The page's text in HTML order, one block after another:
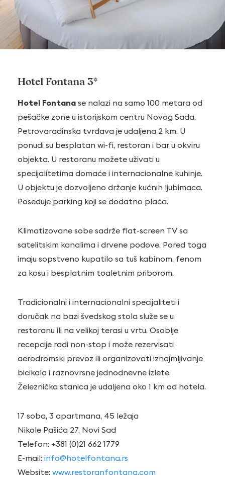
Hotel Fontana 3*
Hotel Fontana se nalazi na samo 100 metara od
pešačke zone u istorijskom centru Novog Sada.
Petrovaradinska tvrđava je udaljena 2 km. U
ponudi su besplatan wi-fi, restoran i bar u okviru
objekta. U restoranu možete uživati u
specijalitetima domaće i internacionalne kuhinje.
U objektu je dozvoljeno držanje kućnih ljubimaca.
Poseduje parking koji se dodatno plaća.
Klimatizovane sobe sadrže flat-screen TV sa
satelitskim kanalima i drvene podove. Pored toga
imaju sopstveno kupatilo sa tuš kabinom, fenom
za kosu i besplatnim toaletnim priborom.
Tradicionalni i internacionalni specijaliteti i
doručak na bazi švedskog stola služe se u
restoranu ili na velikoj terasi u vrtu. Osoblje
recepcije radi non-stop i može rezervisati
aerodromski prevoz ili organizovati iznajmljivanje
bicikala i raznovrsne jednodnevne izlete.
Železnička stanica je udaljena oko 1 km od hotela.
17 soba, 3 apartmana, 45 ležaja
Nikole Pašića 27, Novi Sad
Telefon: +381 (0)21 662 1779
E-mail: info@hotelfontana.rs
Website: www.restoranfontana.com